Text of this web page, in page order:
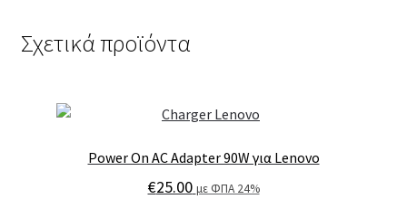
Σχετικά προϊόντα
Power On AC Adapter 90W για Lenovo
€25.00 με ΦΠΑ 24%